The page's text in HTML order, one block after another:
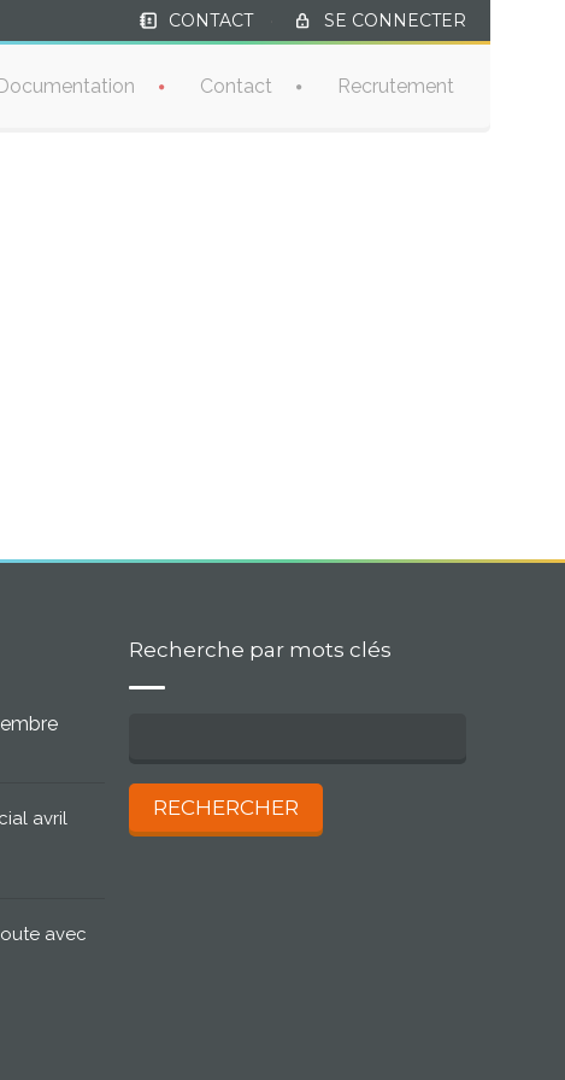
CONTACT SE CONNECTER
Contact Recrutement
avril
avec
Recherche par mots clés